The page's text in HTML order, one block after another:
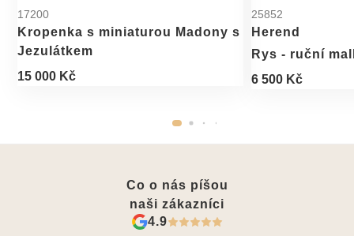
17200
Kropenka s miniaturou Madony s
Jezulátkem
15 000 Kč
25852
Herend
Rys - ruční
6 500 Kč
Co o nás píšou
naši zákazníci
4.9